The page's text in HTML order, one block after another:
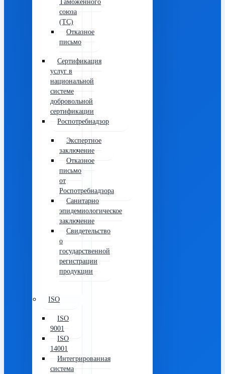
Таможенного
союза
(ТС)
Отказное
письмо
Сертификация
услуг в
национальной
системе
добровольной
сертификации
Роспотребнадзор
Экспертное
заключение
Отказное
письмо
от
Роспотребнадзора
Санитарно
эпидемиологическое
заключение
Свидетельство
о
государственной
регистрации
продукции
ISO
ISO
9001
ISO
14001
Интегрированная
система